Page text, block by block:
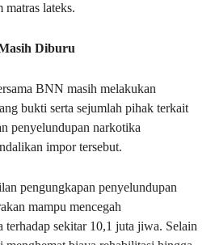
lateks.
Diburu
BNN masih melakukan
bukti serta sejumlah pihak terkait
penyelundupan narkotika
impor tersebut.
pengungkapan penyelundupan
mampu mencegah
terhadap sekitar 10,1 juta jiwa. Selain